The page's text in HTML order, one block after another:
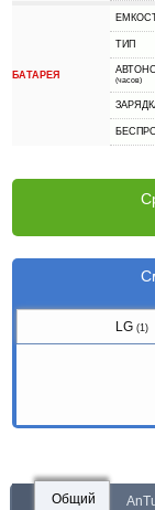
БАТАРЕЯ
ТИП
(часов)
LG(1)
Общий